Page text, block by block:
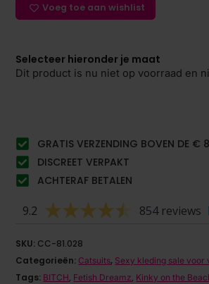
Voeg toe aan wishlist
Selecteer hieronder je maat
Dit product is nu niet op voorraad en
GRATIS VERZENDING BOVEN DE €
DISCREET VERPAKT
ACHTERAF BETALEN
9.2 854 reviews
SKU: CC-81.028
Categorieën: Catsuits, Sexy kleding sale voor
Tags: BITCH, Fetish Dreamz, Kinky on the